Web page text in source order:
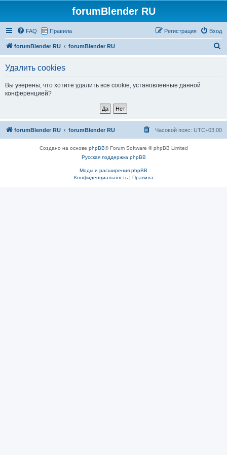
forumBlender RU
FAQ Правила Вход
Регистрация
forumBlender RU forumBlender RU
Удалить cookies
Вы уверены, что хотите удалить все cookie, установленные данной
конференцией?
forumBlender RU forumBlender RU Часовой пояс: UTC+03:00
Создано на основе phpBB® Forum Software © phpBB Limited
Русская поддержка phpBB
Моды и расширения phpBB
Конфиденциальность| Правила